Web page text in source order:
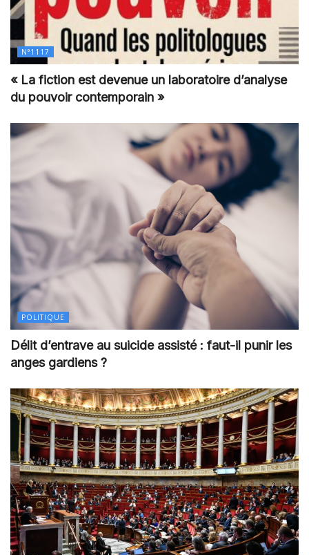
N°1117
« La fiction est devenue un laboratoire d’analyse
du pouvoir contemporain »
POLITIQUE
Délit d’entrave au suicide assisté : faut-il punir les
anges gardiens ?